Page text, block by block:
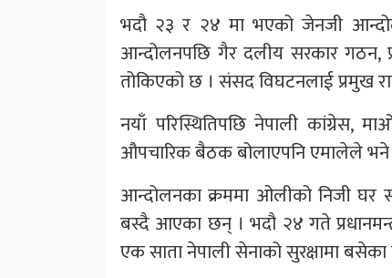
भदौ २३ र २४ मा भएको जेनजी
आन्दोलनपछि गैर दलीय सरकार गठन,
तोकिएको छ । संसद विघटनलाई
नयाँ परिस्थितिपछि नेपाली कांग्रेस,
औपचारिक बैठक बोलाएपनि एमालेले
आन्दोलनका क्रममा ओलीको निजी घर
बस्दै आएका छन् । भदौ २४ गते
एक साता नेपाली सेनाको सुरक्षामा बसेका